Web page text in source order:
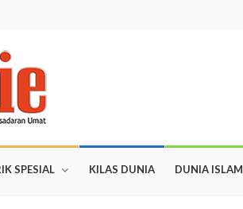
SPESIAL KILAS DUNIA DUNIA ISLAM